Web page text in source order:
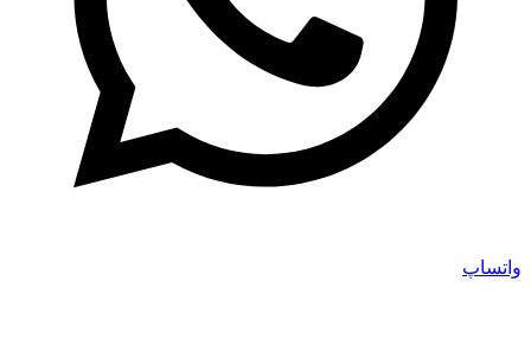
واتساپ